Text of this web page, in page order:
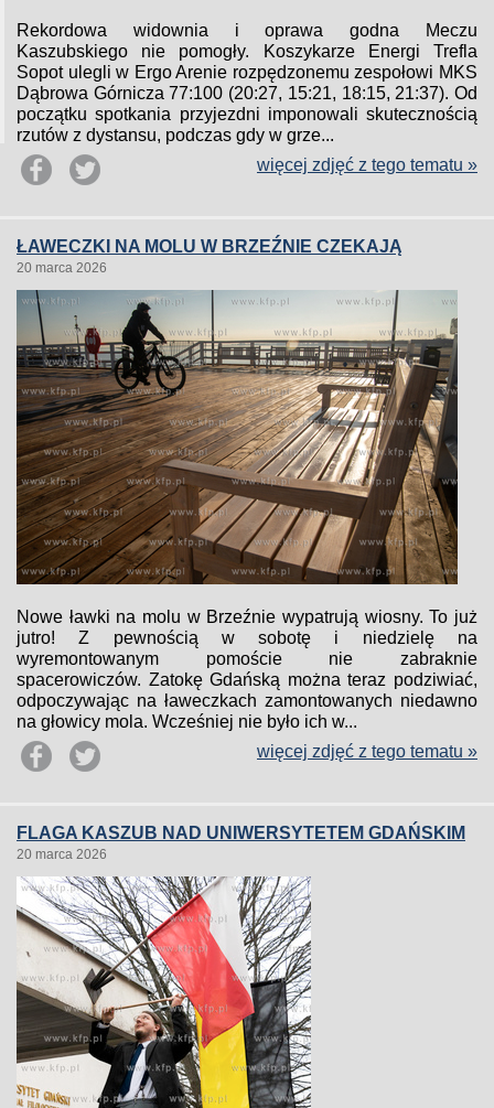
Rekordowa widownia i oprawa godna Meczu
Kaszubskiego nie pomogły. Koszykarze Energi Trefla
Sopot ulegli w Ergo Arenie rozpędzonemu zespołowi MKS
Dąbrowa Górnicza 77:100 (20:27, 15:21, 18:15, 21:37). Od
początku spotkania przyjezdni imponowali skutecznością
rzutów z dystansu, podczas gdy w grze...
więcej zdjęć z tego tematu »
ŁAWECZKI NA MOLU W BRZEŹNIE CZEKAJĄ
20 marca 2026
Nowe ławki na molu w Brzeźnie wypatrują wiosny. To już
jutro! Z pewnością w sobotę i niedzielę na
wyremontowanym pomoście nie zabraknie
spacerowiczów. Zatokę Gdańską można teraz podziwiać,
odpoczywając na ławeczkach zamontowanych niedawno
na głowicy mola. Wcześniej nie było ich w...
więcej zdjęć z tego tematu »
FLAGA KASZUB NAD UNIWERSYTETEM GDAŃSKIM
20 marca 2026